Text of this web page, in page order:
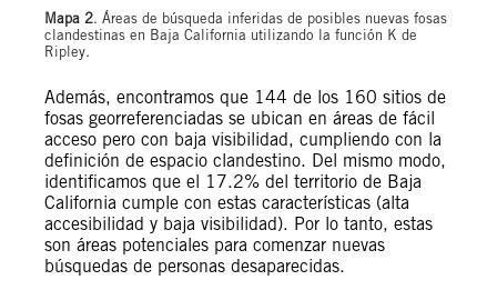
Mapa 2. Áreas de búsqueda inferidas de posibles nuevas fosas
clandestinas en Baja California utilizando la función K de
Ripley.
Además, encontramos que 144 de los 160 sitios de
fosas georreferenciadas se ubican en áreas de fácil
acceso pero con baja visibilidad, cumpliendo con la
definición de espacio clandestino. Del mismo modo,
identificamos que el 17.2% del territorio de Baja
California cumple con estas características (alta
accesibilidad y baja visibilidad). Por lo tanto, estas
son áreas potenciales para comenzar nuevas
búsquedas de personas desaparecidas.